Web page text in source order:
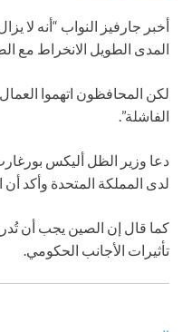
أخبر جارفيز النواب “أنه لا
المدى الطويل الانخراط مع
لكن المحافظون اتهموا
الفاشلة”.
دعا وزير الظل أليكس
لدى المملكة المتحدة وأكد أن
كما قال إن الصين يجب أن
تأثيرات الأجانب الحكومي.